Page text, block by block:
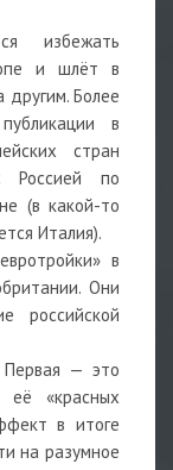
избежать
и шлёт в
другим. Более
в
стран
Россией по
(в какой-то
Италия).
в
Они
российской
— это
её «красных
в итоге
на разумное